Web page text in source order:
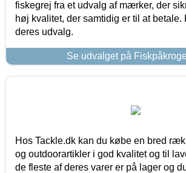
fiskegrej fra et udvalg af mærker, der
høj kvalitet, der samtidig er til at betale.
deres udvalg.
Se udvalget på
Hos Tackle.dk kan du købe en bred
og outdoorartikler i god kvalitet og til
de fleste af deres varer er på lager og